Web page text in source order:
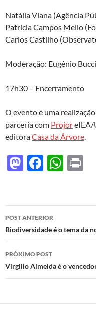
Natália Viana (Agência
Patrícia Campos Mello
Carlos Castilho
Moderação: Eugênio
17h30 – Encerramento
O evento é uma
parceria com ProjoreIEA/
editoraCasa da Árvore.
M
d
o
n
F
b
o
o
k
W
s
A
p
p
Navegação
de
posts
POST ANTERIOR
Biodiversidade é o tema da
PRÓXIMO POST
Virgilio Almeida é o